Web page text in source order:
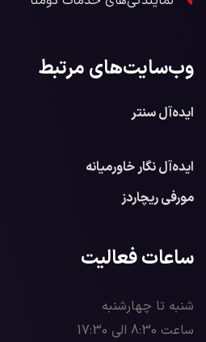
وب‌سایت‌های مرتبط
ایده‌آل سنتر
ایده‌آل نگار خاورمیانه
مورفی ریچاردز
ساعات فعالیت
شنبه تا چهارشنبه
ساعت 8:30 الی 17:30